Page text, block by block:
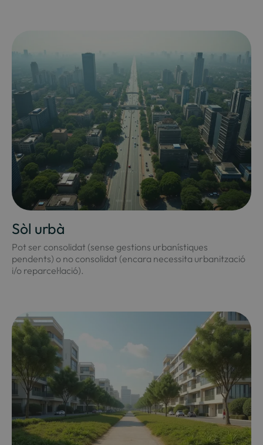
Sòl urbà
Pot ser consolidat (sense gestions urbanístiques
pendents) o no consolidat (encara necessita urbanització
i/o reparcel·lació).